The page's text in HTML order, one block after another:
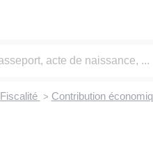
Fiscalité > Contribution